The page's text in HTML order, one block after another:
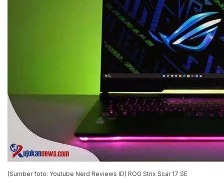
(Sumber foto: Youtube Nerd Reviews ID) ROG Strix Scar 17 SE